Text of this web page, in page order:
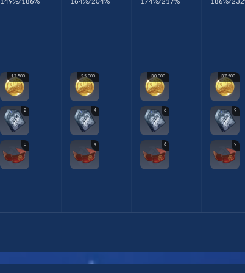
17.500
2
3
25.000
4
4
30.000
6
6
37.500
9
9